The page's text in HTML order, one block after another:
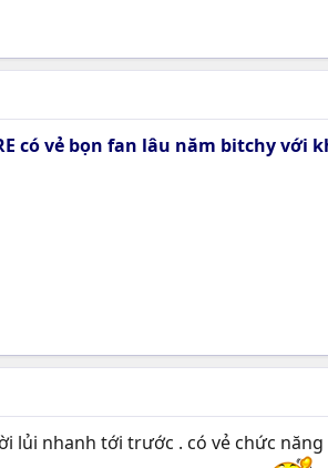
có vẻ bọn fan lâu năm bitchy với
lủi nhanh tới trước . có vẻ chức